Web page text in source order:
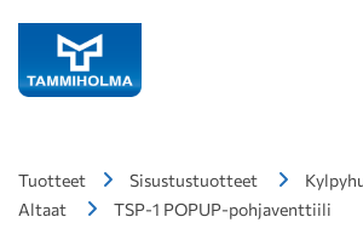
Tuotteet Sisustustuotteet
Altaat
TSP-1 POPUP-pohjaventtiili